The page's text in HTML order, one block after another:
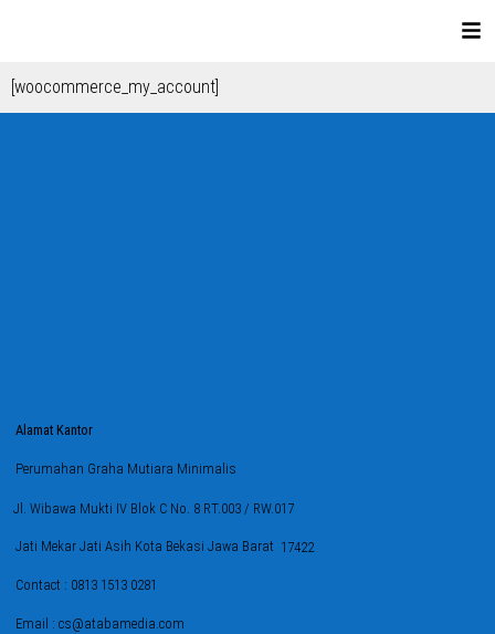
[woocommerce_my_account]
Alamat Kantor
Perumahan Graha Mutiara Minimalis
Jl. Wibawa Mukti IV Blok C No. 8 RT.003 / RW.017
Jati Mekar Jati Asih Kota Bekasi Jawa Barat 17422
Contact : 0813 1513 0281
Email : cs@atabamedia.com